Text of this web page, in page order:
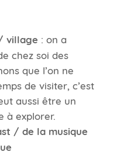
village : on a
chez soi des
que l’on ne
de visiter, c’est
aussi être un
à explorer.
/ de la musique